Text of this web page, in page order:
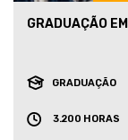
GRADUAÇÃO
GRADUAÇÃO
3.200 HORAS